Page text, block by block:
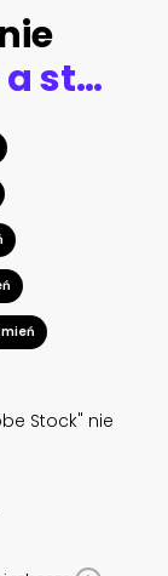
Sailing old ship in a storm sea in the background stormy clouds
Stock" nie